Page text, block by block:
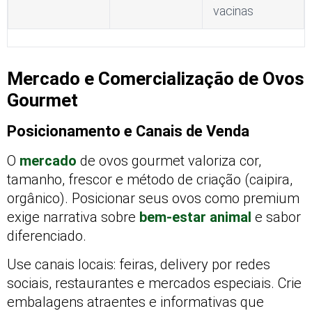
vacinas
Mercado e Comercialização de Ovos
Gourmet
Posicionamento e Canais de Venda
O mercado de ovos gourmet valoriza cor,
tamanho, frescor e método de criação (caipira,
orgânico). Posicionar seus ovos como premium
exige narrativa sobre bem-estar animal e sabor
diferenciado.
Use canais locais: feiras, delivery por redes
sociais, restaurantes e mercados especiais. Crie
embalagens atraentes e informativas que